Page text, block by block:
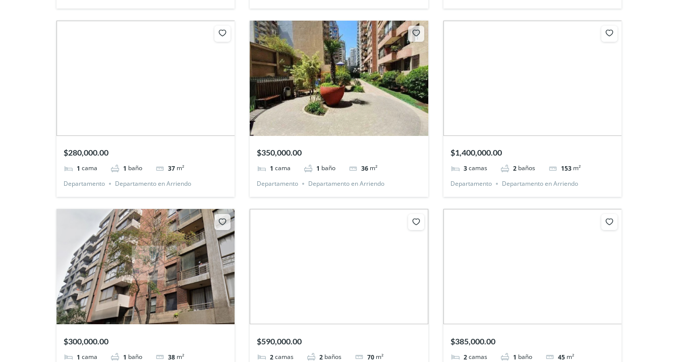
$280,000.00
1 cama 1 baño 37 m²
Departamento
Departamento en Arriendo
$350,000.00
1 cama 1 baño 36 m²
Departamento
Departamento en Arriendo
$1,400,000.00
3camas 2baños 153m²
Departamento
Departamento en Arriendo
$300,000.00
1 cama 1 baño 38 m²
$590,000.00
2camas 2 baños 70 m²
$385,000.00
2camas 1 baño 45m²